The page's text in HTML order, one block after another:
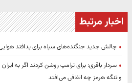
اخبار مرتبط
چالش جدید جنگنده‌های سپاه برای پدافند
سردار باقری: برای ترامپ روشن کردند اگر به
و تنگه هرمز چه اتفاقی می‌افتد